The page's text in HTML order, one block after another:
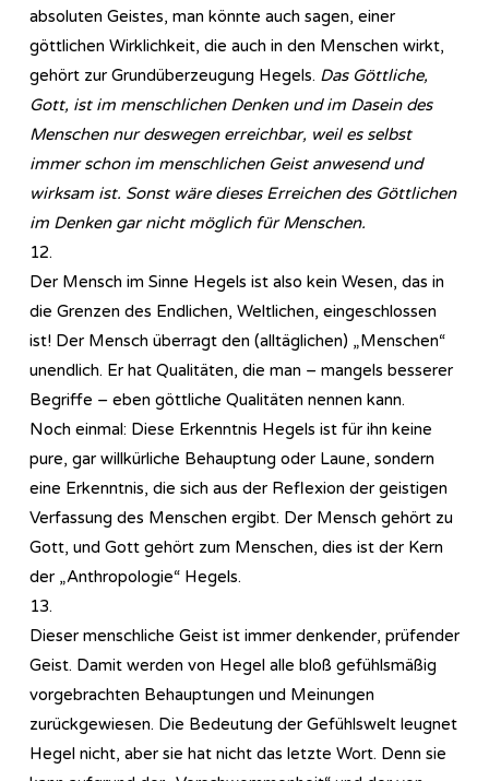
absoluten Geistes, man könnte auch sagen, einer
göttlichen Wirklichkeit, die auch in den Menschen wirkt,
gehört zur Grundüberzeugung Hegels. Das Göttliche,
Gott, ist im menschlichen Denken und im Dasein des
Menschen nur deswegen erreichbar, weil es selbst
immer schon im menschlichen Geist anwesend und
wirksam ist. Sonst wäre dieses Erreichen des Göttlichen
im Denken gar nicht möglich für Menschen.
12.
Der Mensch im Sinne Hegels ist also kein Wesen, das in
die Grenzen des Endlichen, Weltlichen, eingeschlossen
ist! Der Mensch überragt den (alltäglichen) „Menschen“
unendlich. Er hat Qualitäten, die man – mangels besserer
Begriffe – eben göttliche Qualitäten nennen kann.
Noch einmal: Diese Erkenntnis Hegels ist für ihn keine
pure, gar willkürliche Behauptung oder Laune, sondern
eine Erkenntnis, die sich aus der Reflexion der geistigen
Verfassung des Menschen ergibt. Der Mensch gehört zu
Gott, und Gott gehört zum Menschen, dies ist der Kern
der „Anthropologie“ Hegels.
13.
Dieser menschliche Geist ist immer denkender, prüfender
Geist. Damit werden von Hegel alle bloß gefühlsmäßig
vorgebrachten Behauptungen und Meinungen
zurückgewiesen. Die Bedeutung der Gefühlswelt leugnet
Hegel nicht, aber sie hat nicht das letzte Wort. Denn sie